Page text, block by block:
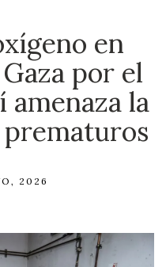
en
por el
amenaza la
2026